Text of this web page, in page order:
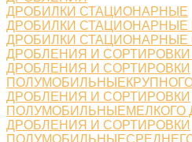
ДРОБИЛКИ СТАЦИОНАРНЫЕ
ДРОБИЛКИ СТАЦИОНАРНЫЕ
ДРОБИЛКИ СТАЦИОНАРНЫЕ
ДРОБЛЕНИЯ И
ДРОБЛЕНИЯ И СОРТИРОВКИ
ДРОБЛЕНИЯ И СОРТИРОВКИ
ПОЛУМОБИЛЬНЫЕМЕЛКОГО
ДРОБЛЕНИЯ И СОРТИРОВКИ